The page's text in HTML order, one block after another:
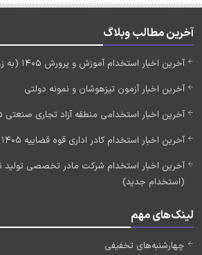
آخرین مطالب وبلاگ
آخرین اخبار استخدام آموزش و پرورش 1405 (به زودی)
آخرین اخبار آزمون تیزهوشان و نمونه دولتی
آخرین اخبار استخدامی منطقه آزاد تجاری صنعتی 1405
آخرین اخبار استخدام کادر اداری قوه قضاییه 1405 (به زودی)
(استخدام جدید)
لینک‌های مهم
چهارشنبه‌های تخفیفی